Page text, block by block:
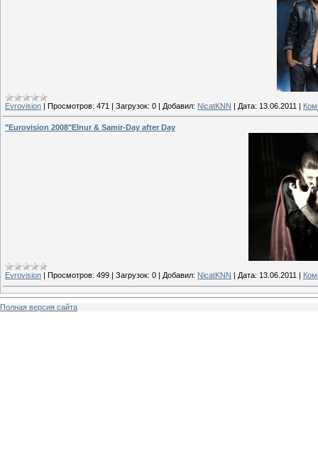
Evrovision | Просмотров: 471 | Загрузок: 0 | Добавил: NicatKNN | Дата: 13.06.2011 |
"Eurovision 2008"Elnur & Samir-Day after Day
Evrovision Просмотров: 499 Загрузок: 0 Добавил: NicatKNN Дата: 13.06.2011
Полная версия сайта